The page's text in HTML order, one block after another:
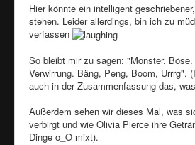
Hier könnte ein intelligent
stehen. Leider allerdings, bin ich zu
verfassen
So bleibt mir zu sagen: "Monster.
Verwirrung. Bäng, Peng, Boom, Urrrg".
auch in der Zusammenfassung das,
Außerdem sehen wir dieses Mal, was
verbirgt und wie Olivia Pierce ihre
Dinge o_O mixt).